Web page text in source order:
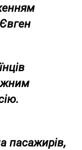
пасажирів,